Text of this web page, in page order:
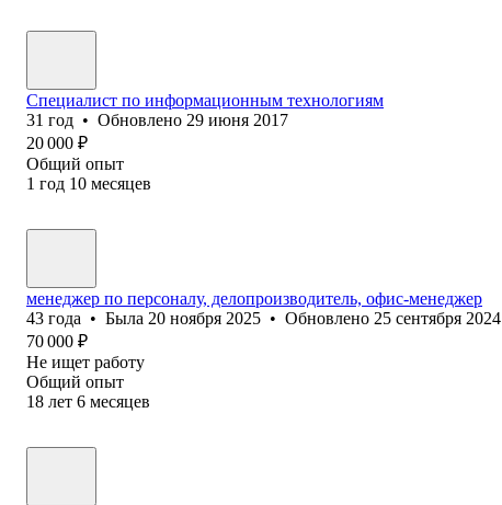
Специалист по информационным технологиям
31 год • Обновлено 29 июня 2017
20 000 ₽
Общий опыт
1 год 10 месяцев
менеджер по персоналу, делопроизводитель, офис-менеджер
43 года • Была 20 ноября 2025 • Обновлено 25 сентября 2024
70 000 ₽
Не ищет работу
Общий опыт
18 лет 6 месяцев